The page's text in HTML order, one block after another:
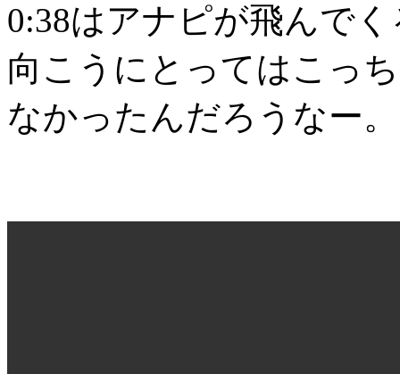
0:38はアナピが飛んで
向こうにとってはこっ
なかったんだろうなー。